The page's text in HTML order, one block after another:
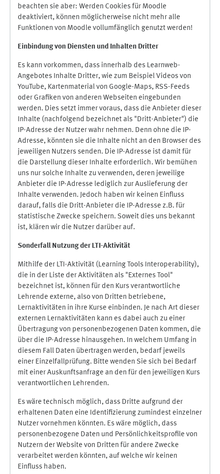
beachten sie aber: Werden Cookies für Moodle
deaktiviert, können möglicherweise nicht mehr alle
Funktionen von Moodle vollumfänglich genutzt werden!
Einbindung von Diensten und Inhalten Dritter
Es kann vorkommen, dass innerhalb des Learnweb-
Angebotes Inhalte Dritter, wie zum Beispiel Videos von
YouTube, Kartenmaterial von Google-Maps, RSS-Feeds
oder Grafiken von anderen Webseiten eingebunden
werden. Dies setzt immer voraus, dass die Anbieter dieser
Inhalte (nachfolgend bezeichnet als "Dritt-Anbieter") die
IP-Adresse der Nutzer wahr nehmen. Denn ohne die IP-
Adresse, könnten sie die Inhalte nicht an den Browser des
jeweiligen Nutzers senden. Die IP-Adresse ist damit für
die Darstellung dieser Inhalte erforderlich. Wir bemühen
uns nur solche Inhalte zu verwenden, deren jeweilige
Anbieter die IP-Adresse lediglich zur Auslieferung der
Inhalte verwenden. Jedoch haben wir keinen Einfluss
darauf, falls die Dritt-Anbieter die IP-Adresse z.B. für
statistische Zwecke speichern. Soweit dies uns bekannt
ist, klären wir die Nutzer darüber auf.
Sonderfall Nutzung der LTI-Aktivität
Mithilfe der LTI-Aktivität (Learning Tools Interoperability),
die in der Liste der Aktivitäten als "Externes Tool"
bezeichnet ist, können für den Kurs verantwortliche
Lehrende externe, also von Dritten betriebene,
Lernaktivitäten in ihre Kurse einbinden. Je nach Art dieser
externen Lernaktivitäten kann es dabei auch zu einer
Übertragung von personenbezogenen Daten kommen, die
über die IP-Adresse hinausgehen. In welchem Umfang in
diesem Fall Daten übertragen werden, bedarf jeweils
einer Einzelfallprüfung. Bitte wenden Sie sich bei Bedarf
mit einer Auskunftsanfrage an den für den jeweiligen Kurs
verantwortlichen Lehrenden.
Es wäre technisch möglich, dass Dritte aufgrund der
erhaltenen Daten eine Identifizierung zumindest einzelner
Nutzer vornehmen könnten. Es wäre möglich, dass
personenbezogene Daten und Persönlichkeitsprofile von
Nutzern der Website von Dritten für andere Zwecke
verarbeitet werden könnten, auf welche wir keinen
Einfluss haben.